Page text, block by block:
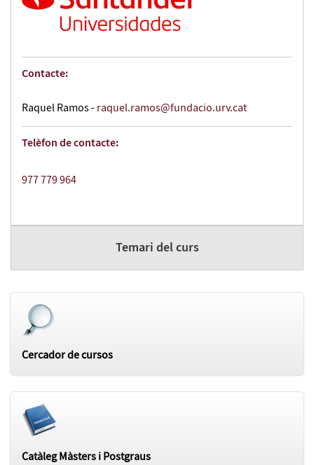
Contacte:
Raquel Ramos -raquel.ramos@fundacio.urv.cat
Telèfon de contacte:
977 779 964
Temari del curs
Cercador de cursos
Catàleg Màsters i Postgraus